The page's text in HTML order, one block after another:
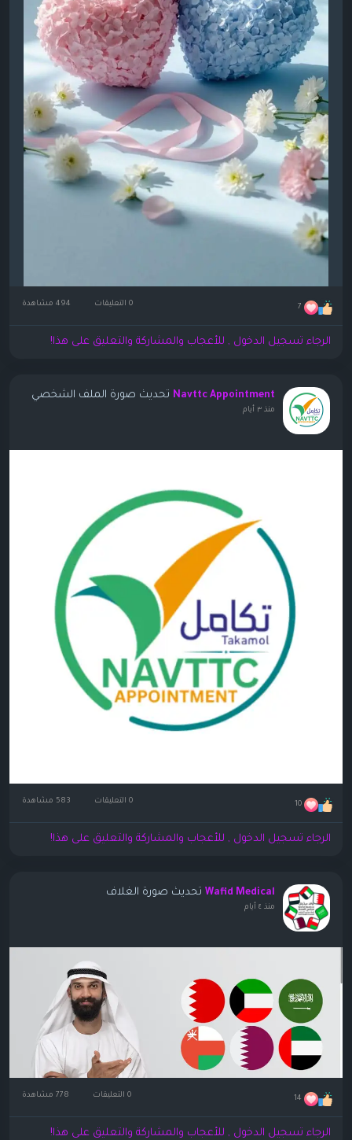
7 0 التعليقات
الرجاء تسجيل الدخول , للأعجاب والمشاركة والتعليق على هذا!
Navttc Appointment تحديث صورة الملف الشخصي
منذ ٣ أيام
10 0 التعليقات
الرجاء تسجيل الدخول , للأعجاب والمشاركة والتعليق على هذا!
Wafid Medical تحديث صورة الغلاف
منذ ٤ أيام
14 0 التعليقات
الرجاء تسجيل الدخول , للأعجاب والمشاركة والتعليق على هذا!